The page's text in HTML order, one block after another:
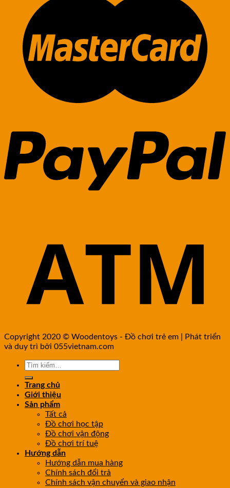
Copyright 2020 © Woodentoys - Đồ chơi trẻ em | Phát triển
và duy trì bởi 055vietnam.com
Trang chủ
Giới thiệu
Sản phẩm
Tất cả
Đồ chơi học tập
Đồ chơi vận động
Đồ chơi trí tuệ
Hướng dẫn
Hướng dẫn mua hàng
Chính sách đổi trả
Chính sách vận chuyển và giao nhận